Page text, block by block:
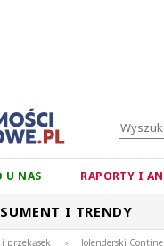
U NAS RAPORTY I
I TRENDY
i przekąsek > Holenderski